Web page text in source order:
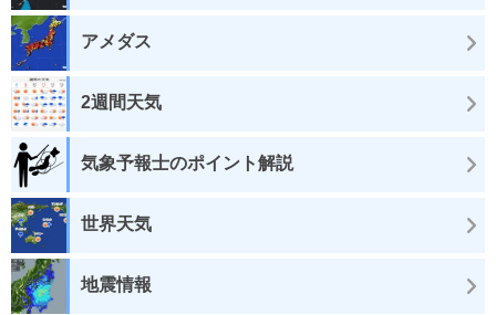
アメダス
2週間天気
気象予報士のポイント解説
世界天気
地震情報